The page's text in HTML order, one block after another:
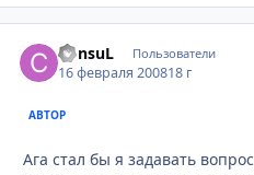
ConsuL Пользователи
16 февраля 200818 г
АВТОР
Ага стал бы я задавать